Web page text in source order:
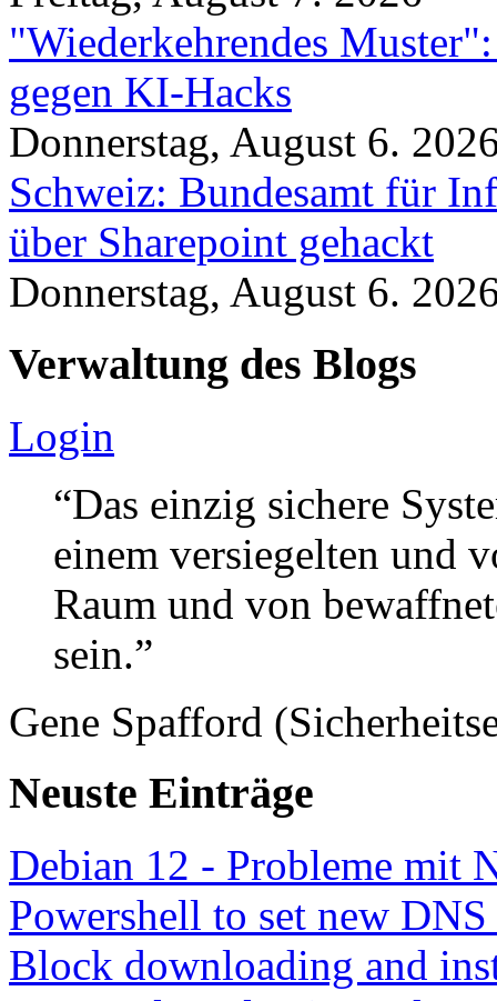
"Wiederkehrendes
gegen KI-Hacks
Donnerstag, August 6.
Schweiz: Bundesamt für
über Sharepoint gehackt
Donnerstag, August 6.
Verwaltung des Blogs
Login
“Das einzig sichere
einem versiegelten und
Raum und von
sein.”
Gene Spafford
Neuste Einträge
Debian 12 - Probleme mit
Powershell to set new
Block downloading and